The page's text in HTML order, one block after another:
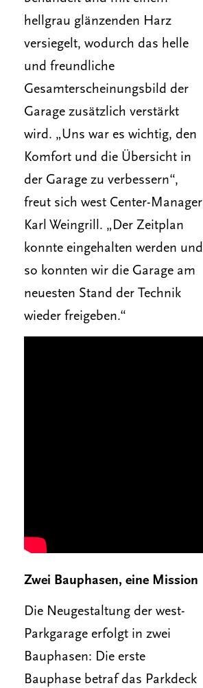
hellgrau glänzenden Harz
versiegelt, wodurch das helle
und freundliche
Gesamterscheinungsbild der
Garage zusätzlich verstärkt
wird. „Uns war es wichtig, den
Komfort und die Übersicht in
der Garage zu verbessern“,
freut sich west Center-Manager
Karl Weingrill. „Der Zeitplan
konnte eingehalten werden und
so konnten wir die Garage am
neuesten Stand der Technik
wieder freigeben.“
Zwei Bauphasen, eine Mission
Die Neugestaltung der west-
Parkgarage erfolgt in zwei
Bauphasen: Die erste
Bauphase betraf das Parkdeck